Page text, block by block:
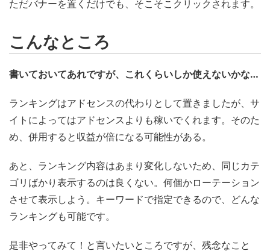
ただバナーを置くだけでも、そこそこクリックされます。
こんなところ
書いておいてあれですが、これくらいしか使えないかな…
ランキングはアドセンスの代わりとして置きましたが、サ
イトによってはアドセンスよりも稼いでくれます。そのた
め、併用すると収益が倍になる可能性がある。
あと、ランキング内容はあまり変化しないため、同じカテ
ゴリばかり表示するのは良くない。何個かローテーション
させて表示しよう。キーワードで指定できるので、どんな
ランキングも可能です。
是非やってみて！と言いたいところですが、残念なこと